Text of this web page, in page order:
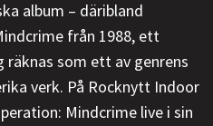
album – däribland
från 1988, ett
räknas som ett av genrens
verk. På Rocknytt Indoor
Mindcrime live i sin